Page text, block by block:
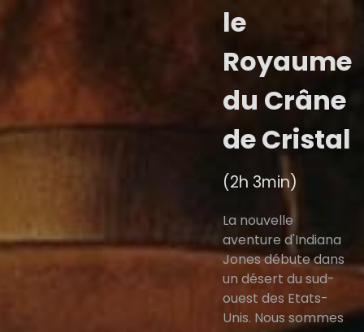
le
Royaume
du Crâne
de Cristal
(2h 3min)
La nouvelle
aventure d'Indiana
Jones débute dans
un désert du sud-
ouest des Etats-
Unis. Nous sommes